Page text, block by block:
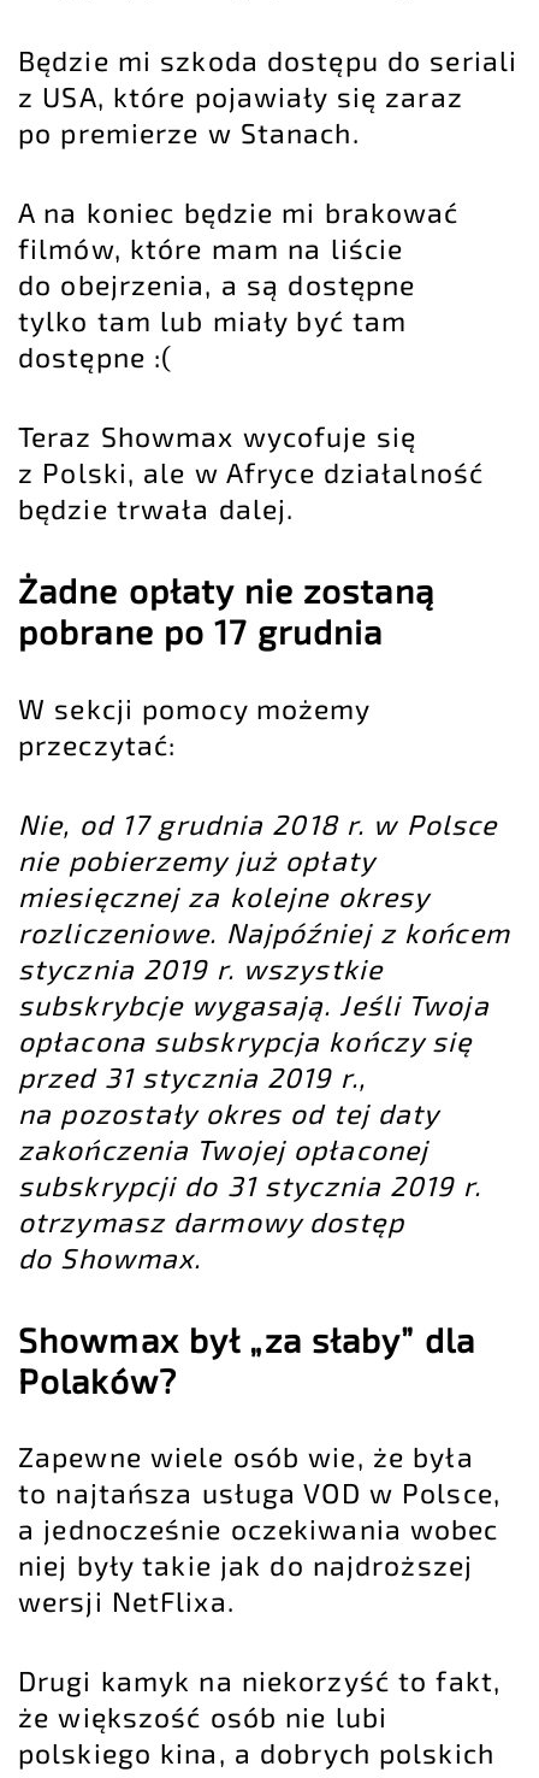
Będzie mi szkoda dostępu do seriali
z USA, które pojawiały się zaraz
po premierze w Stanach.
A na koniec będzie mi brakować
filmów, które mam na liście
do obejrzenia, a są dostępne
tylko tam lub miały być tam
dostępne :(
Teraz Showmax wycofuje się
z Polski, ale w Afryce działalność
będzie trwała dalej.
Żadne opłaty nie zostaną
pobrane po 17 grudnia
W sekcji pomocy możemy
przeczytać:
Nie, od 17 grudnia 2018 r. w Polsce
nie pobierzemy już opłaty
miesięcznej za kolejne okresy
rozliczeniowe. Najpóźniej z końcem
stycznia 2019 r. wszystkie
subskrybcje wygasają. Jeśli Twoja
opłacona subskrypcja kończy się
przed 31 stycznia 2019 r.,
na pozostały okres od tej daty
zakończenia Twojej opłaconej
subskrypcji do 31 stycznia 2019 r.
otrzymasz darmowy dostęp
do Showmax.
Showmax był „za słaby” dla
Polaków?
Zapewne wiele osób wie, że była
to najtańsza usługa VOD w Polsce,
a jednocześnie oczekiwania wobec
niej były takie jak do najdroższej
wersji NetFlixa.
Drugi kamyk na niekorzyść to fakt,
że większość osób nie lubi
polskiego kina, a dobrych polskich